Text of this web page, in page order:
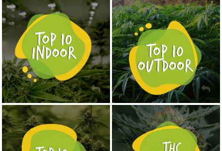
NASIONA MARIHUANY TOP 10 INDOOR
KUP TERAZ NASIONA MARIHUANY TOP 10 OUTDOOR
KUP TERAZ
NASIONA MARIHUANY TOP 10 AUTOFLOWERING
KUP TERAZ MOCNE ODMIANY MARIHUANY THC OD 24 - 37%
KUP TERAZ